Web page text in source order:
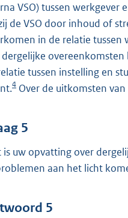
VSO) tussen
de VSO door inhoud of
in de relatie tussen
tussen instelling en
4 Over de uitkomsten
5
is uw opvatting over
aan het licht
5